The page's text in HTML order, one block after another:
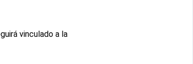
vinculado a la